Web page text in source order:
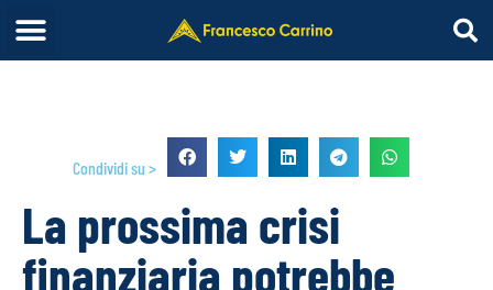
Condividi su >
La prossima crisi
finanziaria potrebbe